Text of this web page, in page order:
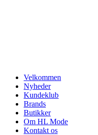
Velkommen
Nyheder
Kundeklub
Brands
Butikker
Om HL Mode
Kontakt os